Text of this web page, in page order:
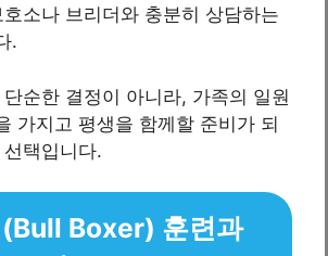
소나 브리더와 충분히 상담하는
.
순한 결정이 아니라, 가족의 일원
가지고 평생을 함께할 준비가 되
택입니다.
Boxer) 훈련과